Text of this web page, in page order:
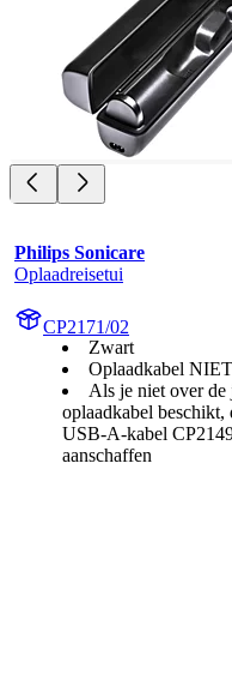
Philips Sonicare
Oplaadreisetui
CP2171/02
Zwart
Oplaadkabel
Als je niet over de
oplaadkabel beschikt,
USB-A-kabel
aanschaffen